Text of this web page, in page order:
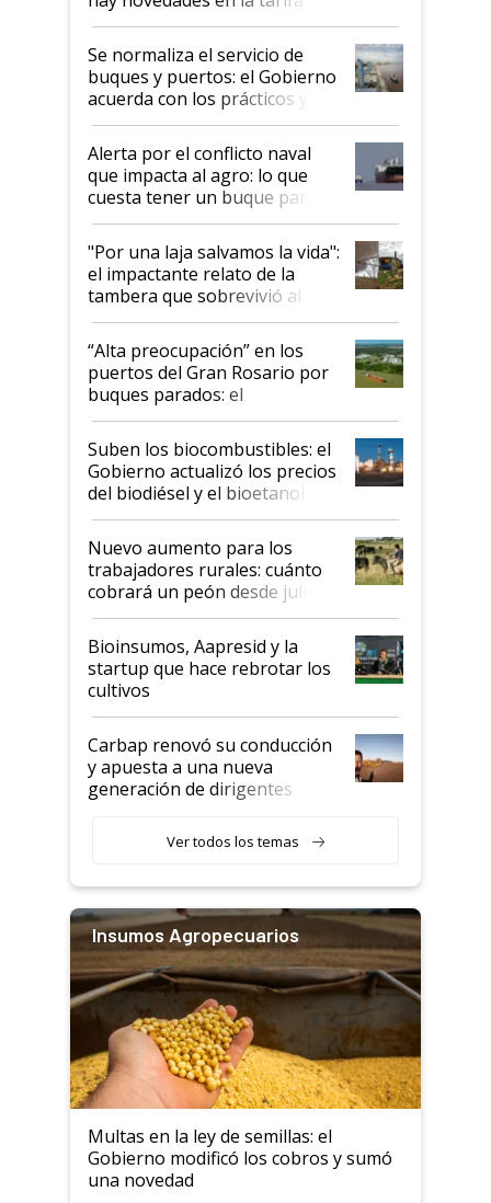
la hidrovía
Se normaliza el servicio de
buques y puertos: el Gobierno
acuerda con los prácticos y
suspende el decreto de
desregulación
Alerta por el conflicto naval
que impacta al agro: lo que
cuesta tener un buque parado
y el peligro de que Argentina
pase a ser "país sucio"
"Por una laja salvamos la vida":
el impactante relato de la
tambera que sobrevivió al
tornado
“Alta preocupación” en los
puertos del Gran Rosario por
buques parados: el
funcionamiento de las
exportadoras en tensión tras
la medida de fuerza de los
prácticos
Suben los biocombustibles: el
Gobierno actualizó los precios
del biodiésel y el bioetanol
Nuevo aumento para los
trabajadores rurales: cuánto
cobrará un peón desde julio
Bioinsumos, Aapresid y la
startup que hace rebrotar los
cultivos
Carbap renovó su conducción
y apuesta a una nueva
generación de dirigentes
Ver todos los temas
Insumos Agropecuarios
Multas en la ley de semillas: el
Gobierno modificó los cobros y sumó
una novedad